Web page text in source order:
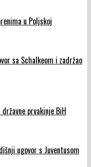
u Poljskoj
sa Schalkeom i zadržao
prvakinje BiH
ugovor s Juventusom